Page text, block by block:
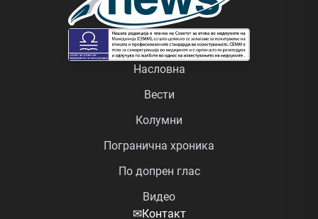
Насловна
Вести
Колумни
Погранична хроника
По допрен глас
Видео
✉Контакт